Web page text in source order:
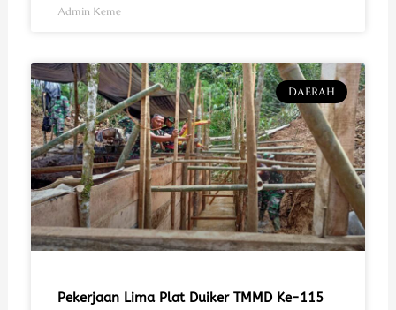
Admin Keme
DAERAH
Pekerjaan Lima Plat Duiker TMMD Ke-115